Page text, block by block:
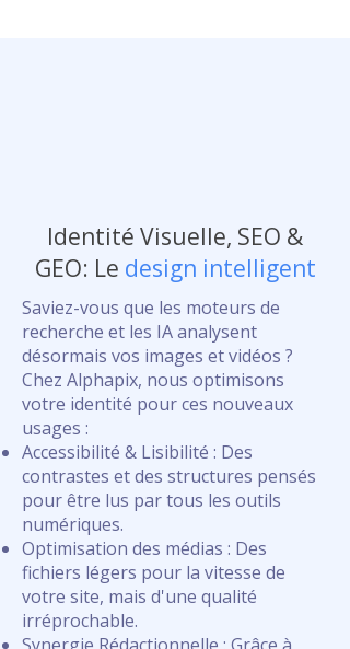
Identité Visuelle, SEO &
GEO: Le design intelligent
Saviez-vous que les moteurs de
recherche et les IA analysent
désormais vos images et vidéos ?
Chez Alphapix, nous optimisons
votre identité pour ces nouveaux
usages :
Accessibilité & Lisibilité : Des
contrastes et des structures pensés
pour être lus par tous les outils
numériques.
Optimisation des médias : Des
fichiers légers pour la vitesse de
votre site, mais d'une qualité
irréprochable.